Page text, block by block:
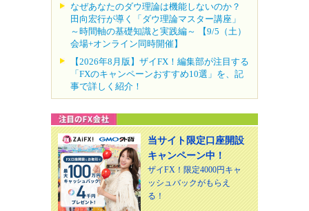
なぜあなたのダウ理論は機能しないのか？
田向宏行が導く「ダウ理論マスター講座」
～時間軸の基礎知識と実践編～ 【9/5（土）
会場+オンライン同時開催】
【2026年8月版】ザイFX！編集部が注目する
「FXのキャンペーンおすすめ10選」を、記
事で詳しく紹介！
当サイト限定口座開設
キャンペーン中！
ザイFX！限定4000円キャ
ッシュバックがもらえ
る！